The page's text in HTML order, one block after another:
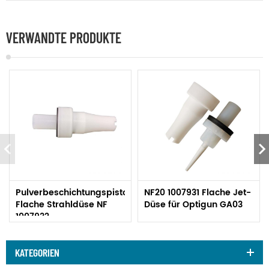
VERWANDTE PRODUKTE
Pulverbeschichtungspistole
Flache Strahldüse NF
1007932
NF20 1007931 Flache Jet-
Düse für Optigun GA03
KATEGORIEN